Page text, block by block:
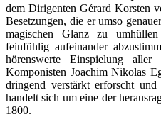
dem Dirigenten Gérard Korsten
Besetzungen, die er umso
magischen Glanz zu
feinfühlig aufeinander
hörenswerte Einspielung aller
Komponisten Joachim Nikolas
dringend verstärkt erforscht
handelt sich um eine der
1800.